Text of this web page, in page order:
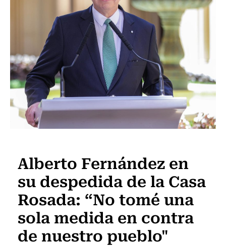
Alberto Fernández en
su despedida de la Casa
Rosada: “No tomé una
sola medida en contra
de nuestro pueblo"